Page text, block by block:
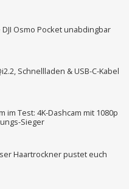
Osmo Pocket unabdingbar
Schnellladen & USB-C-Kabel
im Test: 4K-Dashcam mit 1080p
Sieger
Haartrockner pustet euch